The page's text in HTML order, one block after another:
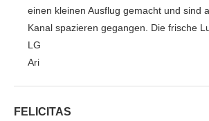
einen kleinen Ausflug gemacht und sind
Kanal spazieren gegangen. Die frische
LG
Ari
FELICITAS